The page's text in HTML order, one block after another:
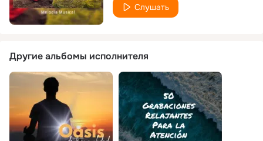
Слушать
Другие альбомы исполнителя